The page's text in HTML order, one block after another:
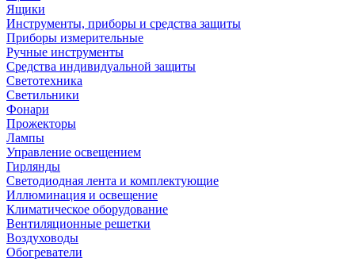
Ящики
Инструменты, приборы и средства защиты
Приборы измерительные
Ручные инструменты
Средства индивидуальной защиты
Светотехника
Светильники
Фонари
Прожекторы
Лампы
Управление освещением
Гирлянды
Светодиодная лента и комплектующие
Иллюминация и освещение
Климатическое оборудование
Вентиляционные решетки
Воздуховоды
Обогреватели